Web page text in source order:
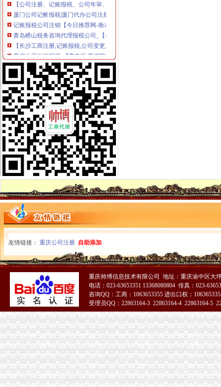
厦门公司记帐报税|厦门代办公司注册设立|厦门财务咨询|厦门公司注册_
记账报税公司注销【今日推荐网-衡水工商/税务/财务】
青岛崂山税务咨询代理报税公司_【会计服务】
【长沙工商注册,记账报税,公司变更,年检等服务】-天心南湖路易
离岸公司做账报税-【零申报,离岸豁免】
专业公司注册、代理记账报税、公司变更、注销、年报【今日推荐网-
【延安信息科技公司_工商注册、资质办理、代理记账报税公司】-公司
香港公司做帐审计报税
企业找外账公司代理记账报税,必须要了解这6件事_办事指南_企业财
香港公司注册|海外公司注册|公司年审报税|公司商标注册
【代理记账报税公司注册注销年检变更税务咨询】-江宁百家湖易登网
【福州公司注册、记账报税、公司注销】-台江中亭街易登网
服务项目>记账报税-西安公司注册,西安注册公司
【公司注册_记账报税_公司变更_香港公司注册】-深圳市八一财富商务
【代理记账报税、公司注册、矿山证件办理】-代理记帐-包头赶集网
美国公司报税流程-美国记帐报税-香港骏诚商务有限公司
专业注册香港公司_香港公司注册_香港注册公司_香港公司做账报税
【代理建账、记账、网上报税代办公司注册、变更注销】-青秀新竹易
【香港公司4月报税期您准备好了吗？杭州卓信公司】-萧山南易登网
公司代理记账税务报税企业出口退税【今日推荐网-临沂工商/税务/财务】
【白沙洲专业记账报税公司注册变更注销年报汇算清缴】-武昌白沙洲
专业公司注册、代理记账报税、公司变更、注销、年报-临沂便民网
专业代理记账报税公司-大庆58同城
鑫辰财务企业官网|深圳公司注册|代理记账报税平台|高新企业技术申请|
注册南昌公司报税【今日推荐网-南昌工商/税务/财务】
香港公司报税流程-香港记帐报税-香港骏诚商务有限公司
香港公司报税缴税流程_蓝海35周年庆【免费】注册香港公司仅100名
报税公司
美国公司报税流程-美国记帐报税-香港骏诚商务有限公司
邢台专业代理记账、报税公司注册满意服务-邢台58同城
专业代理记账报税公司-大庆58同城
新加坡公司报税税务_汉德海外留学移民咨询
【福州公司注册、记账报税、公司注销】-台江中亭街易登网
深圳注册公司_代理记账报税_工商注册_商标注册_同兴财税-专注于企
青岛崂山税务咨询代理报税公司_【会计服务】
【代理建账、记账、网上报税代办公司注册、变更注销】-青秀新竹易
公司代理记账税务报税企业出口退税【今日推荐网-临沂工商/税务/财务】
友情链接： 重庆公司注册 自助添加
重庆帅博信息技术有限公司 地址：重庆渝中区大
电话：023-63653351 13368080804 传真：023-
咨询QQ：工商：1063653355 进出口权：
受理员QQ：22863164-3 22863164-4 22863164-5
51La